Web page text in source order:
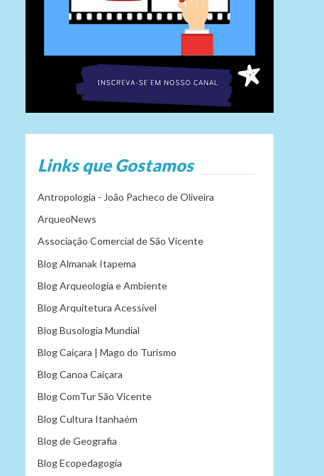
Links que Gostamos
Antropologia - João Pacheco de Oliveira
ArqueoNews
Associação Comercial de São Vicente
Blog Almanak Itapema
Blog Arqueologia e Ambiente
Blog Arquitetura Acessível
Blog Busologia Mundial
Blog Caiçara | Mago do Turismo
Blog Canoa Caiçara
Blog ComTur São Vicente
Blog Cultura Itanhaém
Blog de Geografia
Blog Ecopedagogia